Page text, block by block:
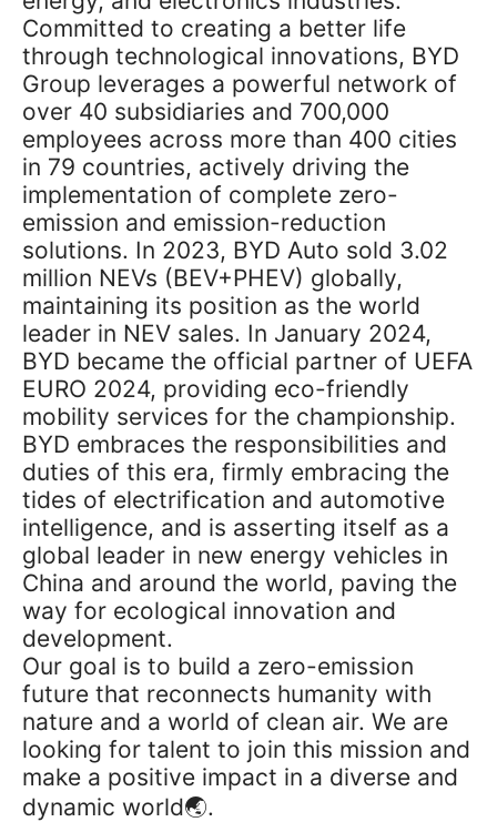
Committed to creating a better life
through technological innovations, BYD
Group leverages a powerful network of
over 40 subsidiaries and 700,000
employees across more than 400 cities
in 79 countries, actively driving the
implementation of complete zero-
emission and emission-reduction
solutions. In 2023, BYD Auto sold 3.02
million NEVs (BEV+PHEV) globally,
maintaining its position as the world
leader in NEV sales. In January 2024,
BYD became the official partner of UEFA
EURO 2024, providing eco-friendly
mobility services for the championship.
BYD embraces the responsibilities and
duties of this era, firmly embracing the
tides of electrification and automotive
intelligence, and is asserting itself as a
global leader in new energy vehicles in
China and around the world, paving the
way for ecological innovation and
development.
Our goal is to build a zero-emission
future that reconnects humanity with
nature and a world of clean air. We are
looking for talent to join this mission and
make a positive impact in a diverse and
dynamic world🌏.